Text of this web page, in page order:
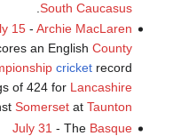
South Caucasus
15- Archie MacLaren
an English County
cricketrecord
of 424 for Lancashire
Somersetat Taunton
July 31 - The Basque